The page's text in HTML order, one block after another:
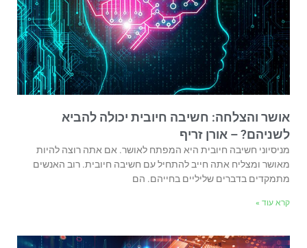
אושר והצלחה: חשיבה חיובית יכולה להביא
לשניהם? – אורן זריף
מניסיוני חשיבה חיובית היא המפתח לאושר. אם אתה רוצה להיות
מאושר ומצליח אתה חייב להתחיל עם חשיבה חיובית. רוב האנשים
מתמקדים בדברים שליליים בחייהם. הם
קרא עוד »